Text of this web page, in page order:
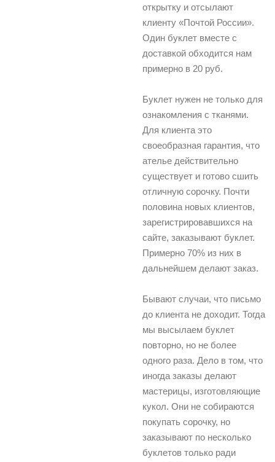
открытку и отсылают
клиенту «Почтой России».
Один буклет вместе с
доставкой обходится нам
примерно в 20 руб.
Буклет нужен не только для
ознакомления с тканями.
Для клиента это
своеобразная гарантия, что
ателье действительно
существует и готово сшить
отличную сорочку. Почти
половина новых клиентов,
зарегистрировавшихся на
сайте, заказывают буклет.
Примерно 70% из них в
дальнейшем делают заказ.
Бывают случаи, что письмо
до клиента не доходит. Тогда
мы высылаем буклет
повторно, но не более
одного раза. Дело в том, что
иногда заказы делают
мастерицы, изготовляющие
кукол. Они не собираются
покупать сорочку, но
заказывают по несколько
буклетов только ради